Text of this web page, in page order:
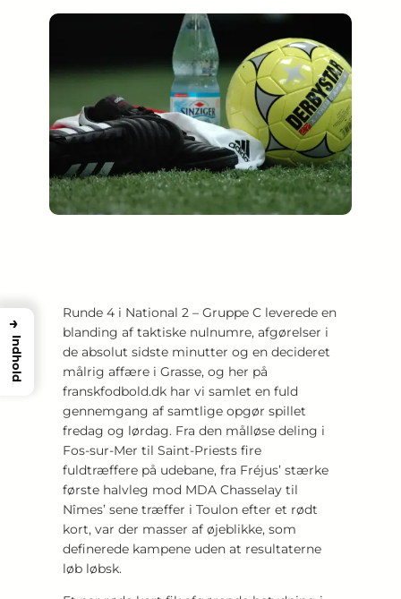
Runde 4 i National 2 – Gruppe C leverede en
blanding af taktiske nulnumre, afgørelser i
de absolut sidste minutter og en decideret
målrig affære i Grasse, og her på
franskfodbold.dk har vi samlet en fuld
gennemgang af samtlige opgør spillet
fredag og lørdag. Fra den målløse deling i
Fos-sur-Mer til Saint-Priests fire
fuldtræffere på udebane, fra Fréjus’ stærke
første halvleg mod MDA Chasselay til
Nîmes’ sene træffer i Toulon efter et rødt
kort, var der masser af øjeblikke, som
definerede kampene uden at resultaterne
løb løbsk.
→
Indhold